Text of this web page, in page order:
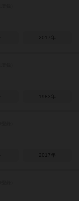
2017年
1983年
2017年